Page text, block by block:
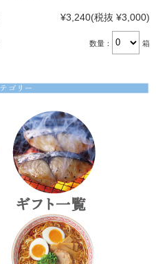
¥3,240(税抜 ¥3,000)
数量： 箱